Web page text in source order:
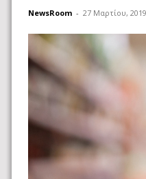
NewsRoom - 27 Μαρτίου, 2019